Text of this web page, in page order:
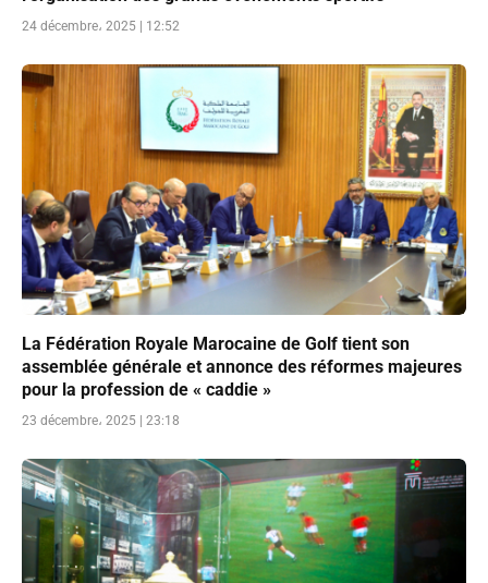
24 décembre، 2025 | 12:52
La Fédération Royale Marocaine de Golf tient son
assemblée générale et annonce des réformes majeures
pour la profession de « caddie »
23 décembre، 2025 | 23:18